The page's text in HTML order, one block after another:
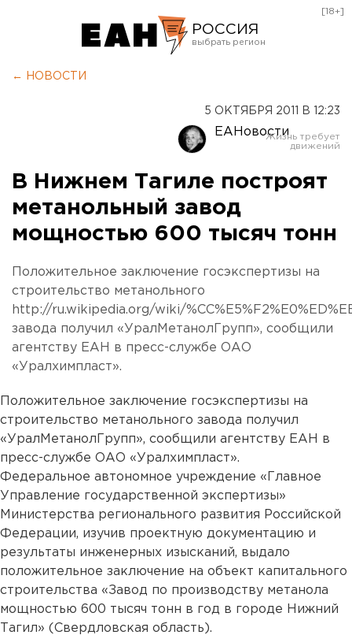
РОССИЯ
Оренбург
[18+]
← НОВОСТИ
5 ОКТЯБРЯ 2011 В 12:23
ЕАНовости
В Нижнем Тагиле построят
метанольный завод
мощностью 600 тысяч тонн
Положительное заключение госэкспертизы на
строительство метанольного
http://ru.wikipedia.org/wiki/
завода получил «УралМетанолГрупп», сообщили
агентству ЕАН в пресс-службе ОАО
«Уралхимпласт».
Положительное заключение госэкспертизы на
строительство метанольного завода получил
«УралМетанолГрупп», сообщили агентству ЕАН в
пресс-службе ОАО «Уралхимпласт».
Федеральное автономное учреждение «Главное
Управление государственной экспертизы»
Министерства регионального развития Российской
Федерации, изучив проектную документацию и
результаты инженерных изысканий, выдало
положительное заключение на объект капитального
строительства «Завод по производству метанола
мощностью 600 тысяч тонн в год в городе Нижний
Тагил» (Свердловская область).